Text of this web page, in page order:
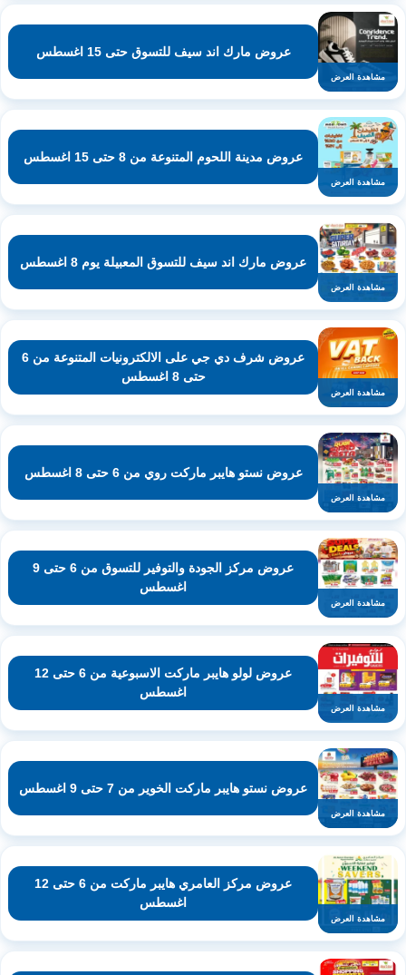
مشاهدة العرض
عروض مارك اند سيف للتسوق حتى 15 اغسطس
مشاهدة العرض
عروض مدينة اللحوم المتنوعة من 8 حتى 15 اغسطس
مشاهدة العرض
عروض مارك اند سيف للتسوق المعبيلة يوم 8 اغسطس
مشاهدة العرض
عروض شرف دي جي على الالكترونيات المتنوعة من 6
حتى 8 اغسطس
مشاهدة العرض
عروض نستو هايبر ماركت روي من 6 حتى 8 اغسطس
مشاهدة العرض
عروض مركز الجودة والتوفير للتسوق من 6 حتى 9
اغسطس
مشاهدة العرض
عروض لولو هايبر ماركت الاسبوعية من 6 حتى 12
اغسطس
مشاهدة العرض
عروض نستو هايبر ماركت الخوير من 7 حتى 9 اغسطس
مشاهدة العرض
عروض مركز العامري هايبر ماركت من 6 حتى 12
اغسطس